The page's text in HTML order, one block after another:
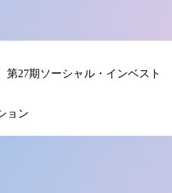
第27期ソーシャル・インベスト
ョン